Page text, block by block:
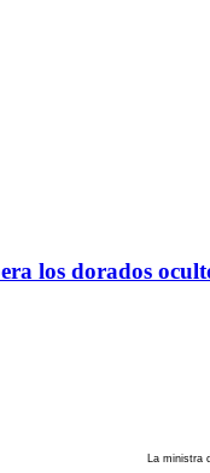
los dorados
La